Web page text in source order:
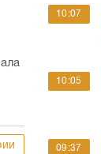
10:07
10:05
09:37